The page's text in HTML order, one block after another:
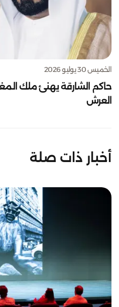
الخميس 30 يوليو 2026
حاكم الشارقة يهنئ ملك
العرش
أخبار ذات صلة